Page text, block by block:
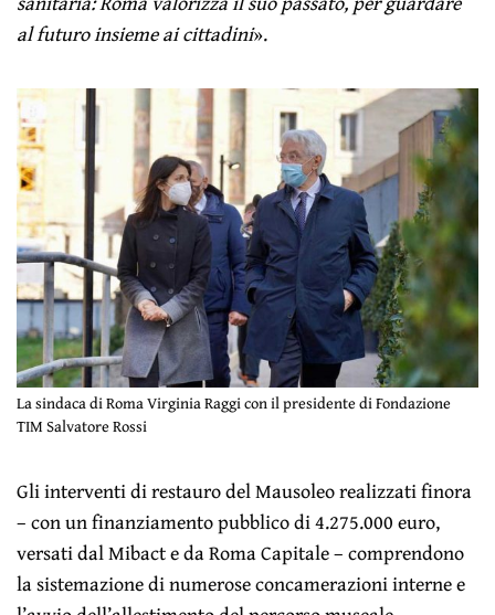
al futuro insieme ai cittadini».
La sindaca di Roma Virginia Raggi con il presidente di Fondazione
TIM Salvatore Rossi
Gli interventi di restauro del Mausoleo realizzati finora
– con un finanziamento pubblico di 4.275.000 euro,
versati dal Mibact e da Roma Capitale – comprendono
la sistemazione di numerose concamerazioni interne e